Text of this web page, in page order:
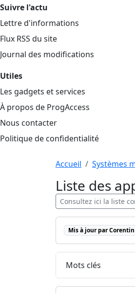
Suivre l'actu
Lettre d'informations
Flux RSS du site
Journal des modifications
Utiles
Les gadgets et services
À propos de ProgAccess
Nous contacter
Politique de confidentialité
Aller au contenu
Accueil Systèmes
Liste des
Consultez ici la liste
Mis à jour par
Mots clés